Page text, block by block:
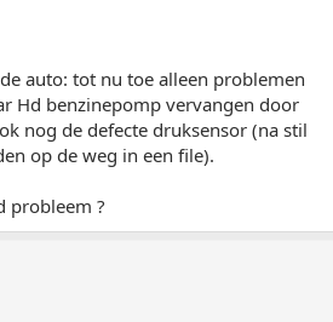
auto: tot nu toe alleen problemen
Hd benzinepomp vervangen door
nog de defecte druksensor (na stil
op de weg in een file).
probleem ?